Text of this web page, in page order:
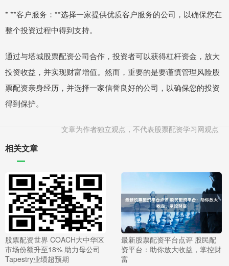
* **客户服务：**选择一家提供优质客户服务的公司，以确保您在
整个投资过程中得到支持。
通过与塔城股票配资公司合作，投资者可以获得杠杆资金，放大
投资收益，并实现财富增值。然而，重要的是要谨慎管理风险股
票配资亲身经历，并选择一家信誉良好的公司，以确保您的投资
得到保护。
文章为作者独立观点，不代表股票配资学习网观点
相关文章
股票配资世界 COACH大中华区
市场份额升至18% 助力母公司
Tapestry业绩超预期
最新股票配资平台点评 股民配
资平台：助你放大收益，掌控财
富